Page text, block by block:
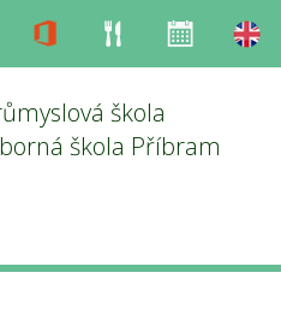
Bakaláři Office Strava
škola
škola Příbram